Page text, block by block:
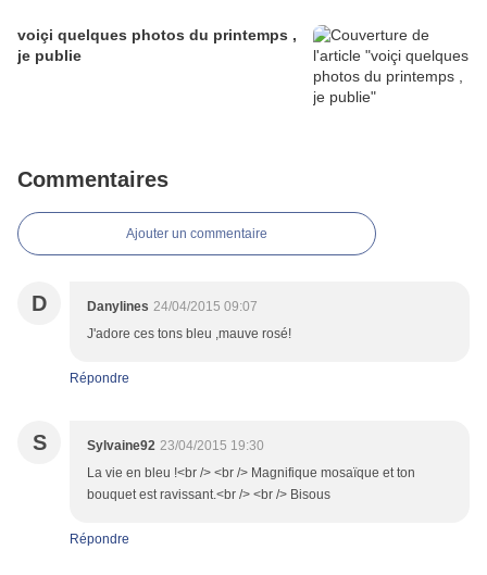
voiçi quelques photos du printemps ,
je publie
Commentaires
Ajouter un commentaire
D Danylines 24/04/2015 09:07
J'adore ces tons bleu ,mauve rosé!
Répondre
S Sylvaine92 23/04/2015 19:30
La vie en bleu !<br /> <br /> Magnifique mosaïque et ton
bouquet est ravissant.<br /> <br /> Bisous
Répondre